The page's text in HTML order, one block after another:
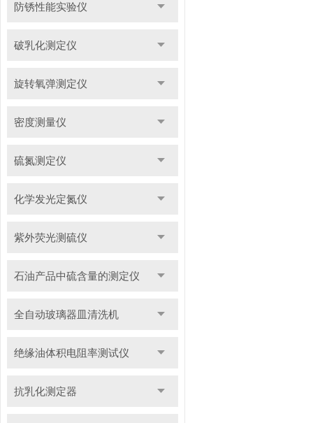
防锈性能实验仪
破乳化测定仪
旋转氧弹测定仪
密度测量仪
硫氮测定仪
化学发光定氮仪
紫外荧光测硫仪
石油产品中硫含量的测定仪
全自动玻璃器皿清洗机
绝缘油体积电阻率测试仪
抗乳化测定器